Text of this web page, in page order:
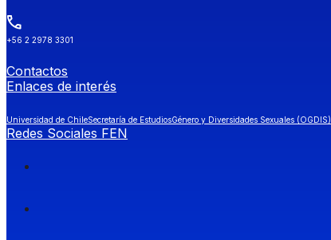
+56 2 2978 3301
Contactos
Enlaces de interés
Universidad de ChileSecretaría de EstudiosGénero y Diversidades Sexuales (OGDIS)
Redes Sociales FEN